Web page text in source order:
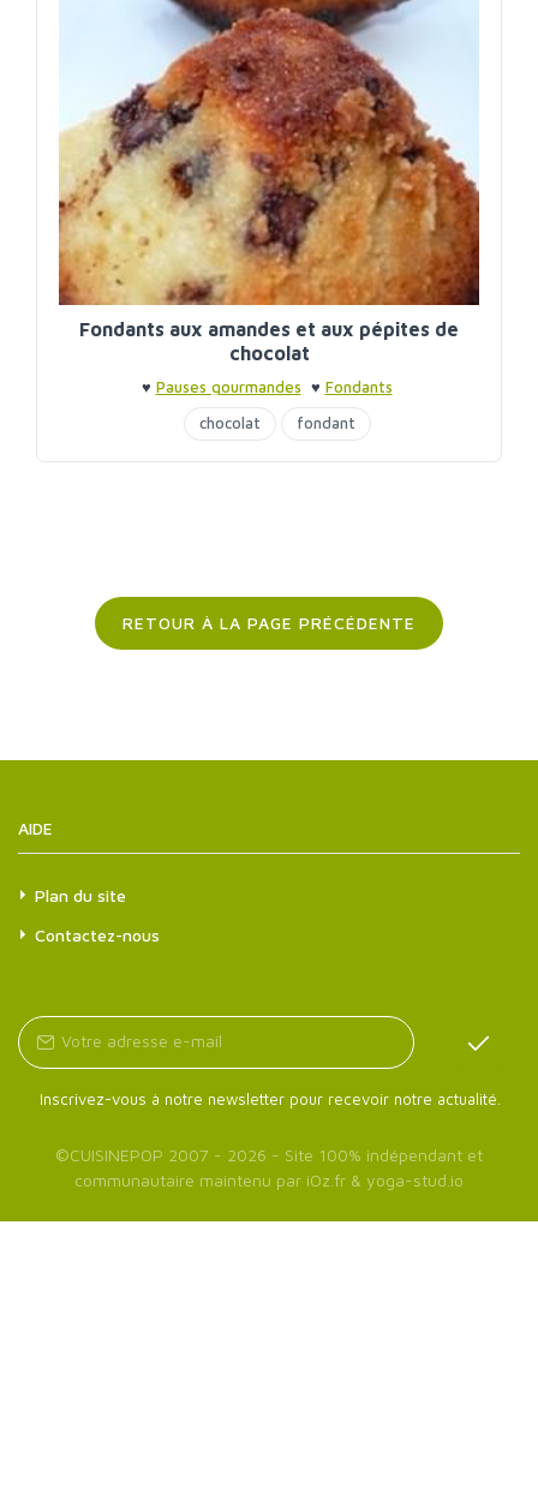
Fondants aux amandes et aux pépites de
chocolat
♥ Pauses gourmandes ♥ Fondants
chocolat
fondant
RETOUR À LA PAGE PRÉCÉDENTE
AIDE
Plan du site
Contactez-nous
Inscrivez-vous à notre newsletter pour recevoir notre actualité.
©CUISINEPOP 2007 - 2026 - Site 100% indépendant et
communautaire maintenu par iOz.fr & yoga-stud.io